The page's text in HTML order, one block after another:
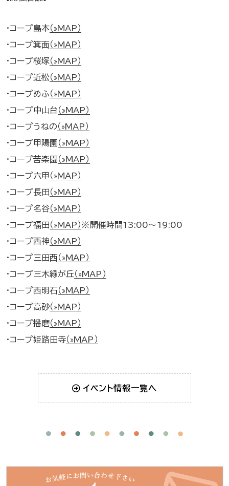
・コープ島本（»MAP）
・コープ箕面 （»MAP）
・コープ桜塚（»MAP）
・コープ近松（»MAP）
・コープめふ（»MAP）
・コープ中山台（»MAP）
・コープうねの（»MAP）
・コープ甲陽園 （»MAP）
・コープ苦楽園 （»MAP）
・コープ六甲 （»MAP）
・コープ長田 （»MAP）
・コープ名谷（»MAP）
・コープ福田 （»MAP）※開催時間13:00～19:00
・コープ西神（»MAP）
・コープ三田西（»MAP）
・コープ三木緑が丘（»MAP）
・コープ西明石（»MAP）
・コープ高砂（»MAP）
・コープ播磨（»MAP）
・コープ姫路田寺（»MAP）
イベント情報一覧へ